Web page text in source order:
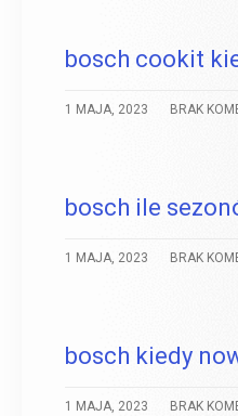
bosch cookit
1 MAJA, 2023 BRAK
bosch ile
1 MAJA, 2023 BRAK
bosch kiedy
1 MAJA, 2023 BRAK